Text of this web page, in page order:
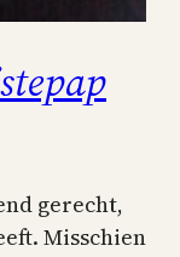
gerecht,
Misschien